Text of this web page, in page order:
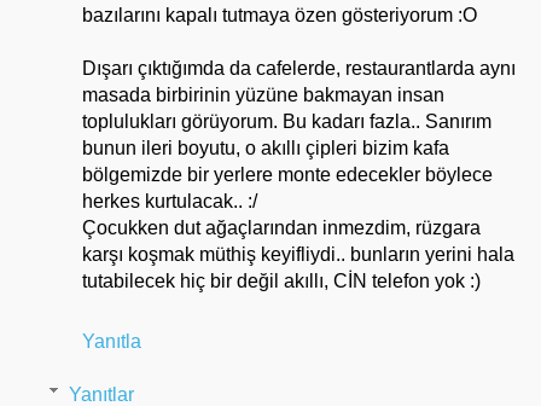
bazılarını kapalı tutmaya özen gösteriyorum :O
Dışarı çıktığımda da cafelerde, restaurantlarda aynı
masada birbirinin yüzüne bakmayan insan
toplulukları görüyorum. Bu kadarı fazla.. Sanırım
bunun ileri boyutu, o akıllı çipleri bizim kafa
bölgemizde bir yerlere monte edecekler böylece
herkes kurtulacak.. :/
Çocukken dut ağaçlarından inmezdim, rüzgara
karşı koşmak müthiş keyifliydi.. bunların yerini hala
tutabilecek hiç bir değil akıllı, CİN telefon yok :)
Yanıtla
Yanıtlar